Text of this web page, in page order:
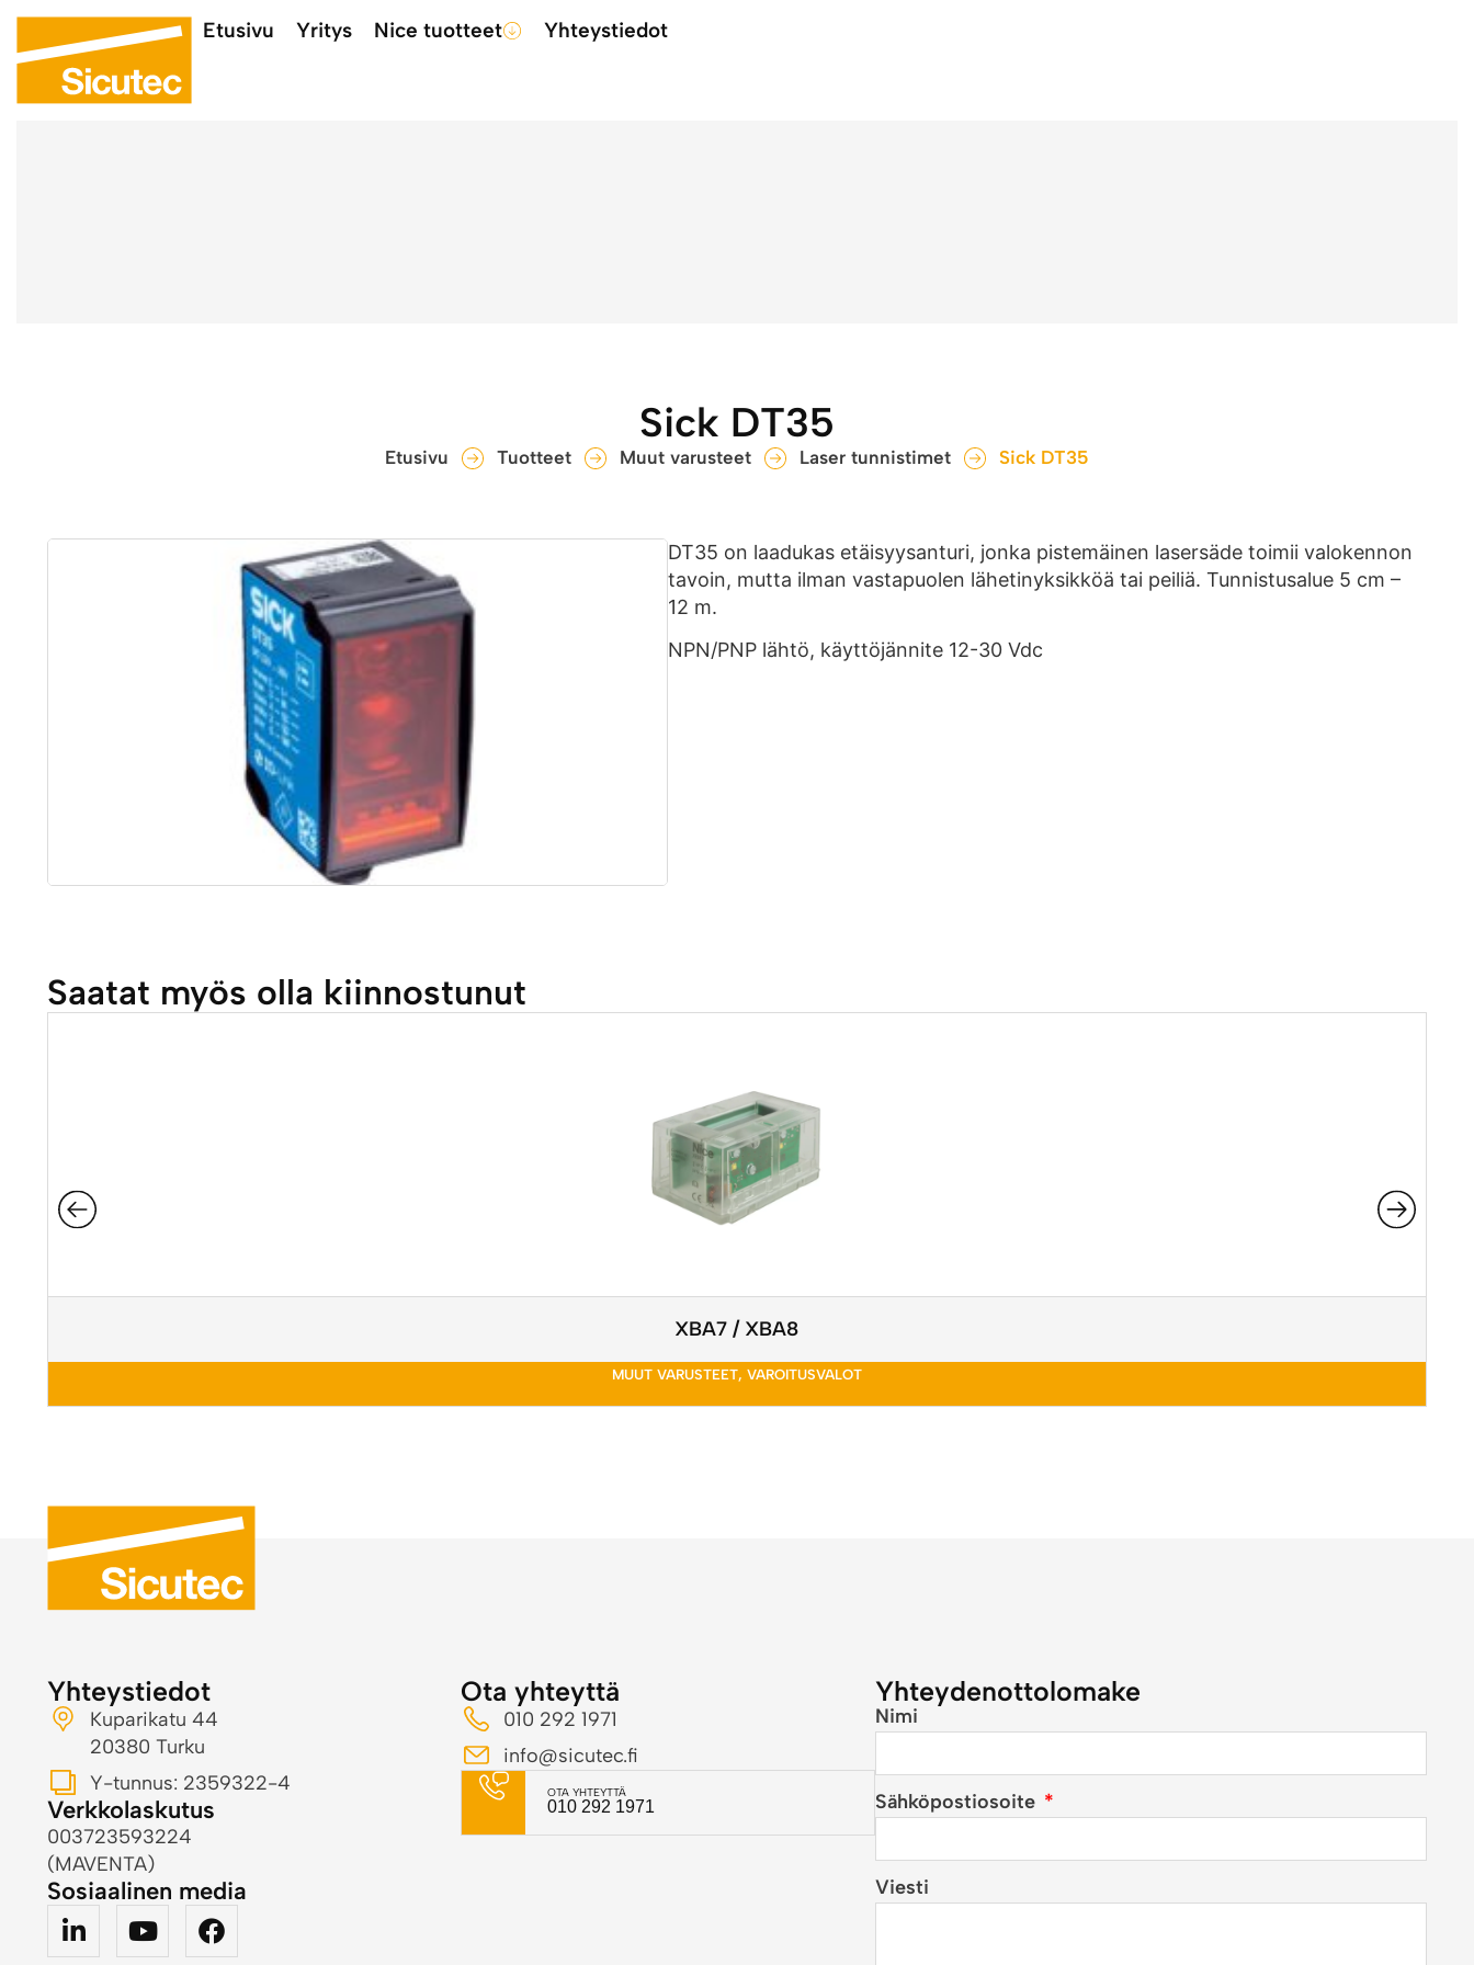
Etusivu Yritys Nice tuotteet Yhteystiedot
Sick DT35
Etusivu Tuotteet Muut varusteet Laser tunnistimet Sick DT35
DT35 on laadukas etäisyysanturi, jonka pistemäinen lasersäde toimii valokennon
tavoin, mutta ilman vastapuolen lähetinyksikköä tai peiliä. Tunnistusalue 5 cm –
12 m.
NPN/PNP lähtö, käyttöjännite 12-30 Vdc
Saatat myös olla kiinnostunut
XBA7 / XBA8
MUUT VARUSTEET, VAROITUSVALOT
Yhteystiedot
Kuparikatu 44
20380 Turku
Y-tunnus: 2359322-4
Verkkolaskutus
003723593224
(MAVENTA)
Sosiaalinen media
Ota yhteyttä
010 292 1971
info@sicutec.fi
OTA YHTEYTTÄ
010 292 1971
Yhteydenottolomake
Nimi
Sähköpostiosoite
Viesti